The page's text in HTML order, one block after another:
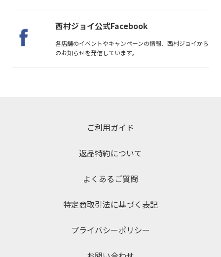
西村ジョイ公式Facebook
各店舗のイベントやキャンペーンの情報、西村ジョイから
のお知らせを発信しています。
ご利用ガイド
返品特約について
よくあるご質問
特定商取引法に基づく表記
プライバシーポリシー